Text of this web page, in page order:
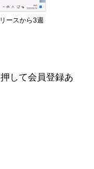
ースから3週
して会員登録あ